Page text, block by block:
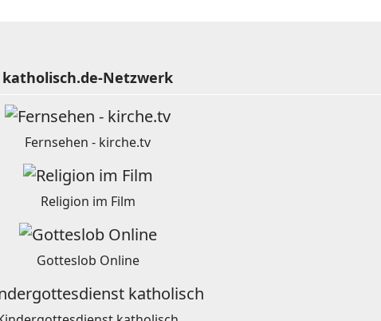
katholisch.de-Netzwerk
Fernsehen - kirche.tv
Religion im Film
Gotteslob Online